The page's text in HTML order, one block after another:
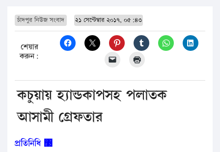
চাঁদপুর নিউজ সংবাদ ২১ সেপ্টেম্বার ২০১৭, ০৫:৪৩
শেয়ার
করুন:
কচুয়ায় হ্যান্ডকাপসহ পলাতক
আসামী গ্রেফতার
প্রতিনিধি ঳